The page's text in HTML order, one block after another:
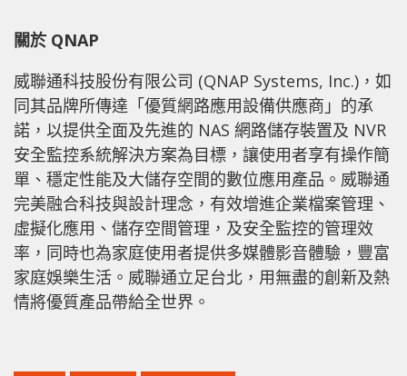
關於 QNAP
威聯通科技股份有限公司 (QNAP Systems, Inc.)，如
同其品牌所傳達「優質網路應用設備供應商」的承
諾，以提供全面及先進的 NAS 網路儲存裝置及 NVR
安全監控系統解決方案為目標，讓使用者享有操作簡
單、穩定性能及大儲存空間的數位應用產品。威聯通
完美融合科技與設計理念，有效增進企業檔案管理、
虛擬化應用、儲存空間管理，及安全監控的管理效
率，同時也為家庭使用者提供多媒體影音體驗，豐富
家庭娛樂生活。威聯通立足台北，用無盡的創新及熱
情將優質產品帶給全世界。